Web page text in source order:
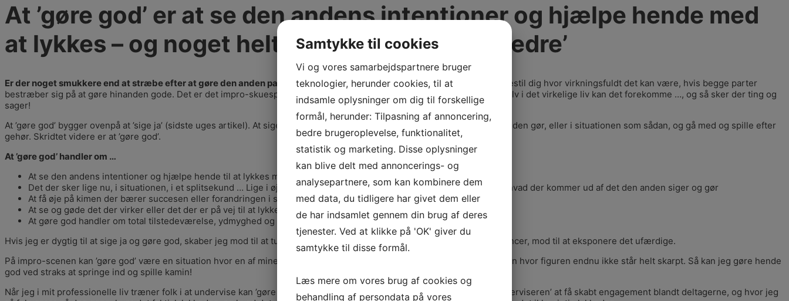
At ’gøre god’ er at se den andens intentioner og hjælpe hende med
at lykkes – og noget helt andet end at ’gøre bedre’
Er der noget smukkere end at stræbe efter at gøre den anden part i et samspil ’god’(hjælpe den anden til at lykkes)? Forestil dig hvor virkningsfuldt det kan være, hvis begge parter
bestræber sig på at gøre hinanden gode. Det er det impro-skuespillere gør, og når det lykkes, så er der ikke et øje tørt. Selv i det virkelige liv kan det forekomme …, og så sker der ting og
sager!
At ’gøre god’ bygger ovenpå at ’sige ja’ (sidste uges artikel). At sige ja handler om at fokusere på mulighederne i det den anden gør, eller i situationen som sådan, og gå med og spille efter
gehør. Skridtet videre er at ’gøre god’.
At ’gøre god’ handler om …
At se den andens intentioner og hjælpe hende til at lykkes med det
Det der sker lige nu, i situationen, i et splitsekund … Lige i øjeblikket, hvor din reaktion og attitude er afgørende for, hvad der kommer ud af det den anden siger og gør
At få øje på kimen der bærer succesen eller forandringen i sig
At se og gøde det der virker eller det der er på vej til at lykkes
At gøre god handler om total tilstedeværelse, ydmyghed og blik for hvad den anden er i færd med
Hvis jeg er dygtig til at sige ja og gøre god, skaber jeg mod til at turde omkring mig, mod til at eksperimentere og tage chancer, mod til at eksponere det ufærdige.
På impro-scenen kan ’gøre god’ være en situation hvor en af mine medspillere går på scenen og spiller skorstensfejer, men hvor figuren endnu ikke står helt skarpt. Så kan jeg gøre hende
god ved straks at springe ind og spille kamin!
Når jeg i mit professionelle liv træner folk i at undervise kan ’gøre god’ være en træningssituation, hvor det kniber for ’underviseren’ at få skabt engagement blandt deltagerne, og hvor jeg
Samtykke til cookies
Vi og vores samarbejdspartnere bruger
teknologier, herunder cookies, til at
indsamle oplysninger om dig til forskellige
formål, herunder: Tilpasning af annoncering,
bedre brugeroplevelse, funktionalitet,
statistik og marketing. Disse oplysninger
kan blive delt med annoncerings- og
analysepartnere, som kan kombinere dem
med data, du tidligere har givet dem eller
de har indsamlet gennem din brug af deres
tjenester. Ved at klikke på 'OK' giver du
samtykke til disse formål.
Læs mere om vores brug af cookies og
behandling af persondata på vores